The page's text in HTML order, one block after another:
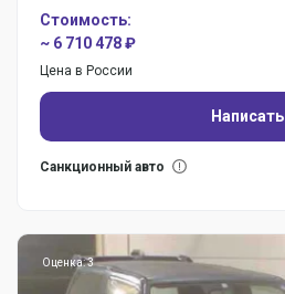
Стоимость:
~ 6 710 478 ₽
Цена в России
Написать
Санкционный авто
Оценка: 3